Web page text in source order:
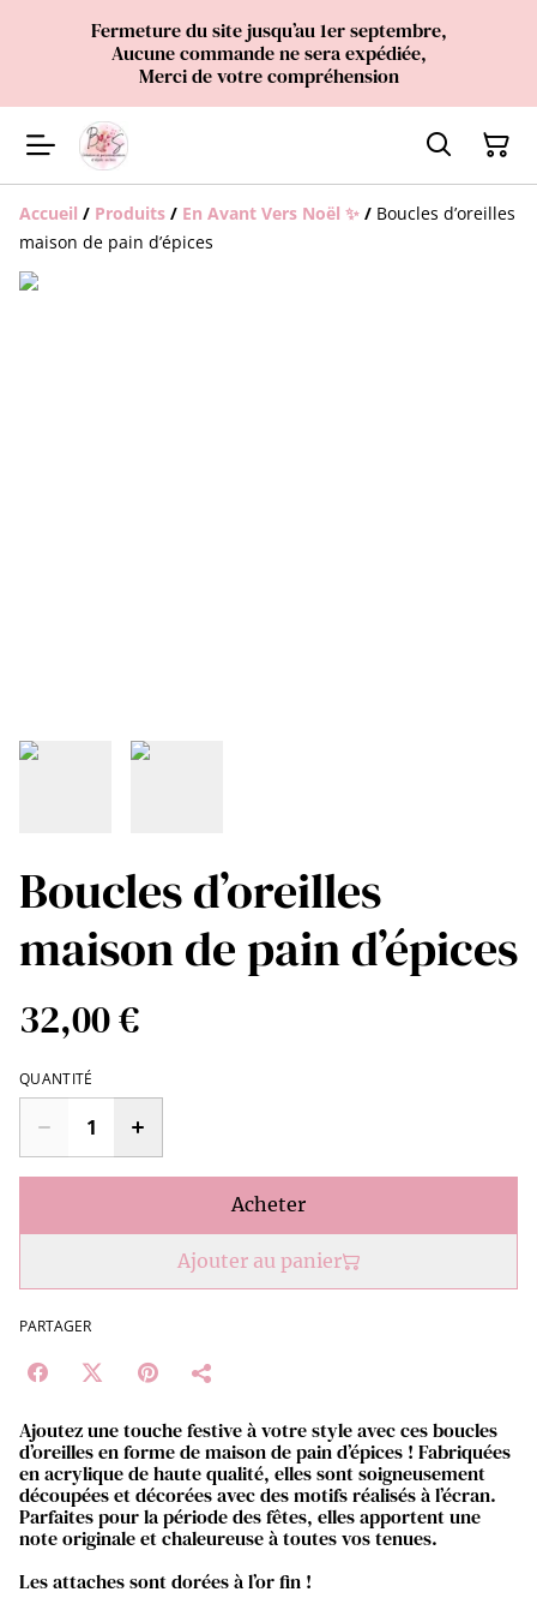
Fermeture du site jusqu’au 1er septembre,
Aucune commande ne sera expédiée,
Merci de votre compréhension
Accueil / Produits / En Avant Vers Noël ✨ / Boucles d’oreilles
maison de pain d’épices
Boucles d’oreilles
maison de pain d’épices
32,00 €
QUANTITÉ
Acheter
Ajouter au panier
PARTAGER
Ajoutez une touche festive à votre style avec ces boucles
d’oreilles en forme de maison de pain d’épices ! Fabriquées
en acrylique de haute qualité, elles sont soigneusement
découpées et décorées avec des motifs réalisés à l’écran.
Parfaites pour la période des fêtes, elles apportent une
note originale et chaleureuse à toutes vos tenues.
Les attaches sont dorées à l’or fin !